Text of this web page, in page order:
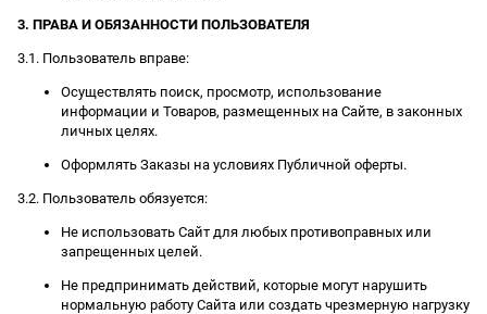
3. ПРАВА И ОБЯЗАННОСТИ ПОЛЬЗОВАТЕЛЯ
3.1. Пользователь вправе:
Осуществлять поиск, просмотр, использование
информации и Товаров, размещенных на Сайте, в законных
личных целях.
Оформлять Заказы на условиях Публичной оферты.
3.2. Пользователь обязуется:
Не использовать Сайт для любых противоправных или
запрещенных целей.
Не предпринимать действий, которые могут нарушить
нормальную работу Сайта или создать чрезмерную нагрузку